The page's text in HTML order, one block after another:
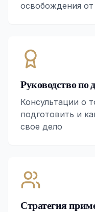
освобождения
Руководство по
Консультации о
подготовить и
свое дело
Стратегия